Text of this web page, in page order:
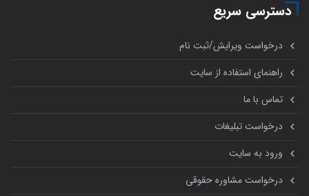
دسترسی سریع
درخواست ویرایش/ثبت نام
راهنمای استفاده از سایت
تماس با ما
درخواست تبلیغات
ورود به سایت
درخواست مشاوره حقوقی